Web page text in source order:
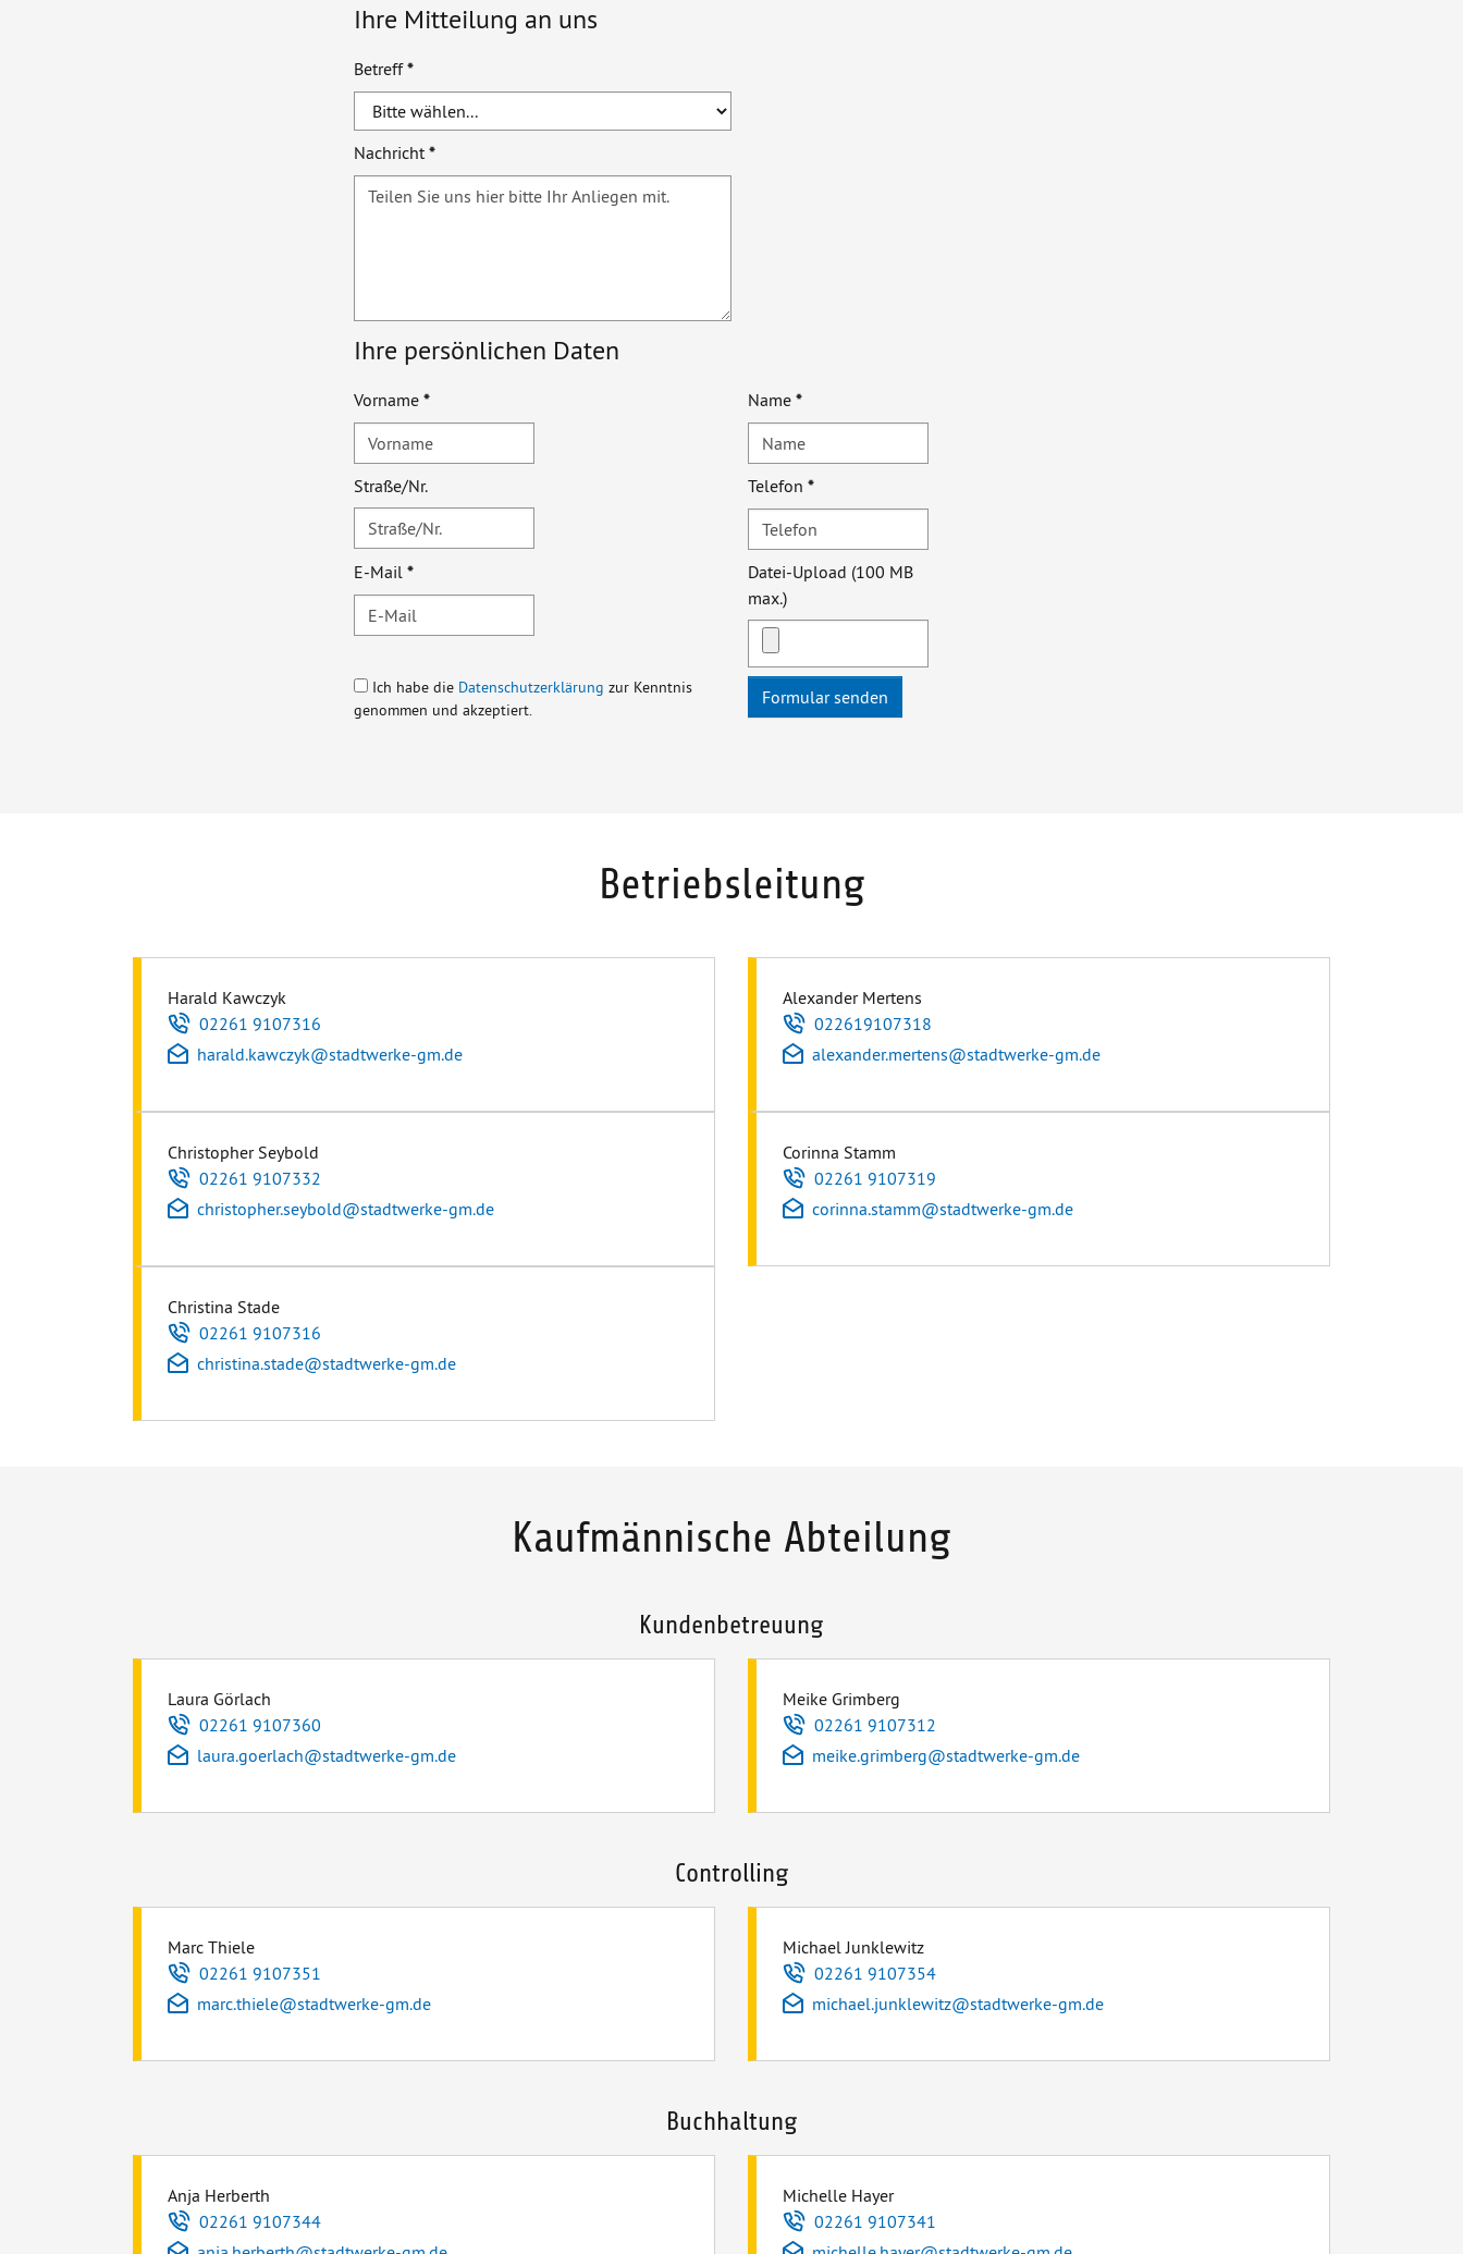
Ihre Mitteilung an uns
Betreff*
Nachricht*
Ihre persönlichen Daten
Vorname* Name *
Straße/Nr. Telefon *
E-Mail*
Datei-Upload (100 MB
max.)
Ich habe die Datenschutzerklärung zur Kenntnis
genommen und akzeptiert.
Betriebsleitung
Harald Kawczyk
Telefon
02261 9107316
E-Mail
harald.kawczyk@stadtwerke-gm.de
Christopher Seybold
Telefon
02261 9107332
E-Mail
christopher.seybold@stadtwerke-gm.de
Christina Stade
Telefon
02261 9107316
E-Mail
christina.stade@stadtwerke-gm.de
Alexander Mertens
Telefon
022619107318
E-Mail
alexander.mertens@stadtwerke-gm.de
Corinna Stamm
Telefon
02261 9107319
E-Mail
corinna.stamm@stadtwerke-gm.de
Kaufmännische Abteilung
Kundenbetreuung
Laura Görlach
Telefon
02261 9107360
E-Mail
laura.goerlach@stadtwerke-gm.de
Meike Grimberg
Telefon
02261 9107312
E-Mail
meike.grimberg@stadtwerke-gm.de
Controlling
Marc Thiele
Telefon
02261 9107351
E-Mail
marc.thiele@stadtwerke-gm.de
Michael Junklewitz
Telefon
02261 9107354
E-Mail
michael.junklewitz@stadtwerke-gm.de
Buchhaltung
Anja Herberth
Telefon
02261 9107344
Michelle Hayer
Telefon
02261 9107341